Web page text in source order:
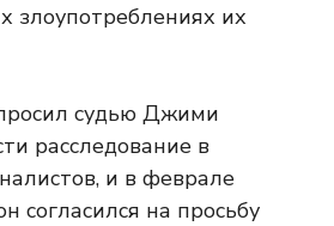
злоупотреблениях их
судью Джими
расследование в
и в феврале
согласился на просьбу